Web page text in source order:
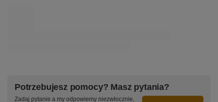
Potrzebujesz pomocy? Masz pytania?
Zadaj pytanie a my odpowiemy niezwłocznie,